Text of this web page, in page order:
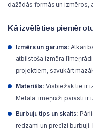
dažādās formās un izmēros,
Kā izvēlēties
Izmērs un garums:
atbilstoša izmēra
projektiem, savukārt
Materiāls: Visbiežāk tie ir
Metāla līmeņrāži parasti ir
Burbuļu tips un skaits:
redzami un precīzi burbuļi.